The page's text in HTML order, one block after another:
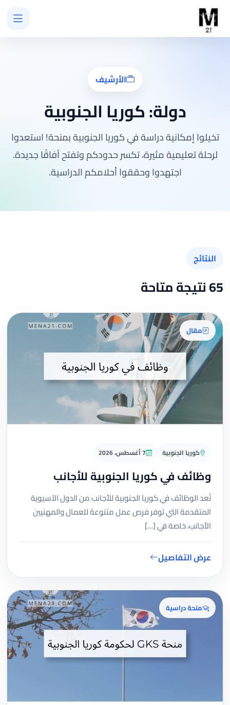
الأرشيف
دولة:كوريا الجنوبية
تخيلوا إمكانية دراسة في كوريا الجنوبية بمنحة! استعدوا
لرحلة تعليمية مثيرة، تكسر حدودكم وتفتح آفاقًا جديدة.
اجتهدوا وحققوا أحلامكم الدراسية.
النتائج
65 نتيجة متاحة
مقال
كوريا الجنوبية 7 أغسطس، 2026
وظائف في كوريا الجنوبية للأجانب
تُعد الوظائف في كوريا الجنوبية للأجانب من الدول الآسيوية
المتقدمة التي توفر فرص عمل متنوعة للعمال والمهنيين
الأجانب، خاصة في […]
عرض التفاصيل
منحة دراسية